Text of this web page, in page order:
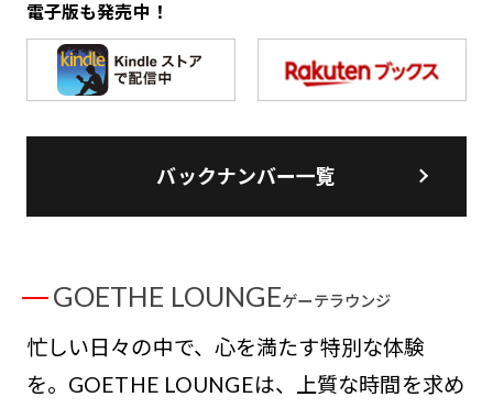
電子版も発売中！
バックナンバー一覧
GOETHE LOUNGEゲーテラウンジ
忙しい日々の中で、心を満たす特別な体験
を。GOETHE LOUNGEは、上質な時間を求め